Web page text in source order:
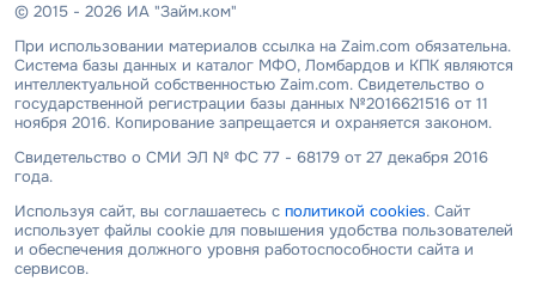
© 2015 - 2026 ИА "Займ.ком"
При использовании материалов ссылка на Zaim.com обязательна.
Система базы данных и каталог МФО, Ломбардов и КПК являются
интеллектуальной собственностью Zaim.com. Свидетельство о
государственной регистрации базы данных №2016621516 от 11
ноября 2016. Копирование запрещается и охраняется законом.
Свидетельство о СМИ ЭЛ № ФС 77 - 68179 от 27 декабря 2016
года.
Используя сайт, вы соглашаетесь с политикой cookies. Сайт
использует файлы cookie для повышения удобства пользователей
и обеспечения должного уровня работоспособности сайта и
сервисов.